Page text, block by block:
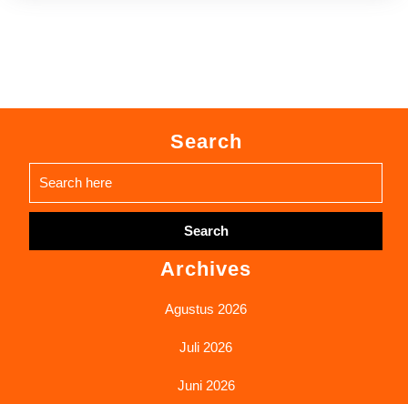
Search
for:
Archives
Agustus 2026
Juli 2026
Juni 2026